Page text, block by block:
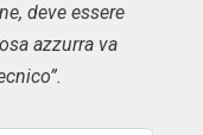
deve essere
azzurra va